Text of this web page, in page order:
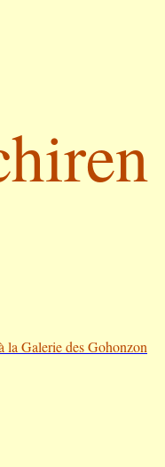
la Galerie des Gohonzon